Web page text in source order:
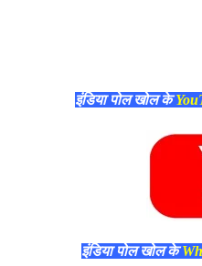
इंडिया पोल खोल के
इंडिया पोल खोल के